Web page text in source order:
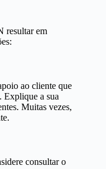
resultar em
ao cliente que
Explique a sua
Muitas vezes,
consultar o